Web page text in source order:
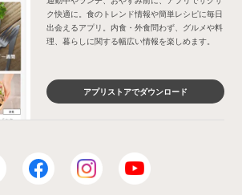
ク快適に。食のトレンド情報や簡単レシピに毎日
出会えるアプリ。内食・外食問わず、グルメや料
理、暮らしに関する幅広い情報を楽しめます。
アプリストアでダウンロード